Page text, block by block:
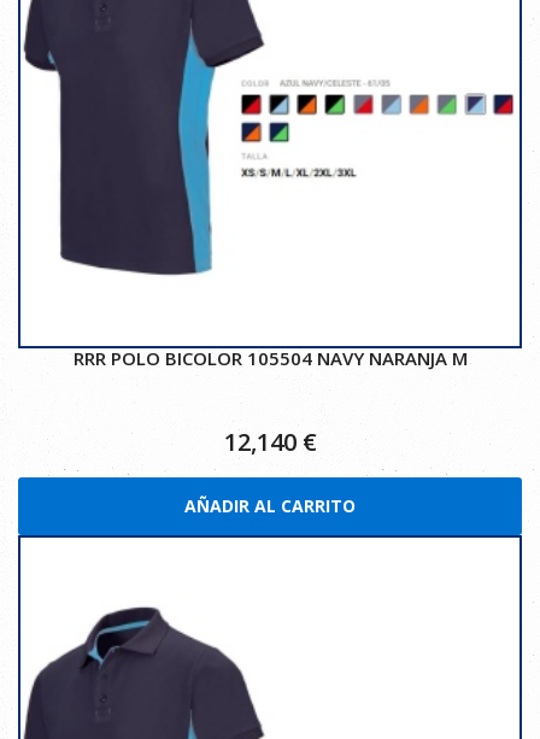
RRR POLO BICOLOR 105504 NAVY NARANJA M
12,140€
AÑADIR AL CARRITO